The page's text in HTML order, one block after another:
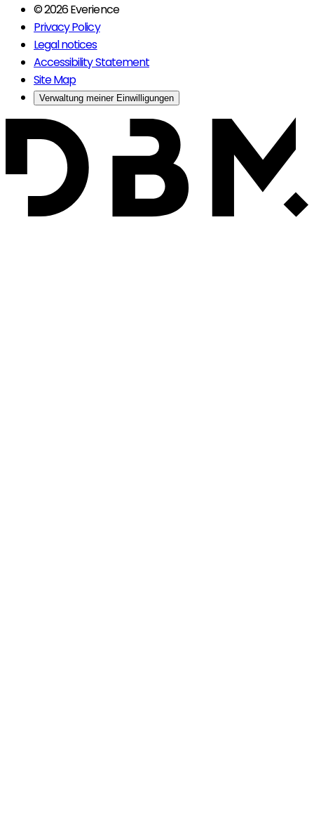
© 2026 Everience
Privacy Policy
Legal notices
Accessibility Statement
Site Map
Verwaltung meiner Einwilligungen